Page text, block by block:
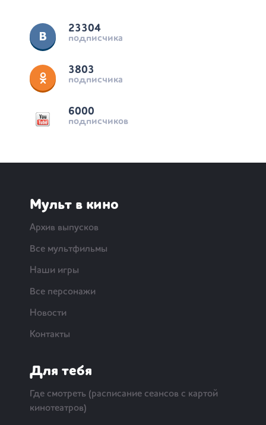
23304
подписчика
3803
подписчика
6000
подписчиков
Мульт в кино
Архив выпусков
Все мультфильмы
Наши игры
Все персонажи
Новости
Контакты
Для тебя
Где смотреть (расписание сеансов с картой
кинотеатров)